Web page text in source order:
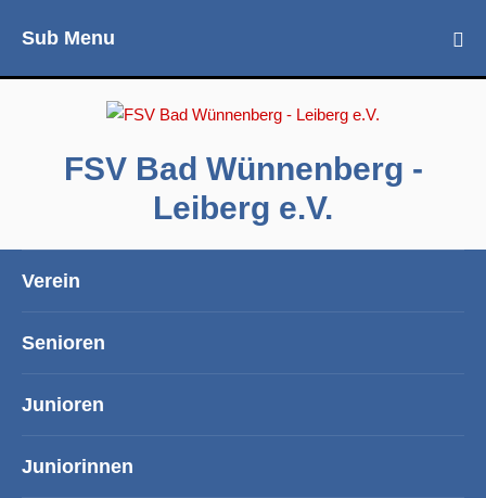
Sub Menu
FSV Bad Wünnenberg -
Leiberg e.V.
Verein
Senioren
Junioren
Juniorinnen